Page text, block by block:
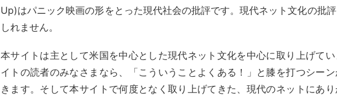
Up)はパニック映画の形をとった現代社会の批評です。現代ネット文化の批
しれません。
本サイトは主として米国を中心とした現代ネット文化を中心に取り上げて
イトの読者のみなさまなら、「こういうことよくある！」と膝を打つシー
きます。そして本サイトで何度となく取り上げてきた、現代のネットにあ